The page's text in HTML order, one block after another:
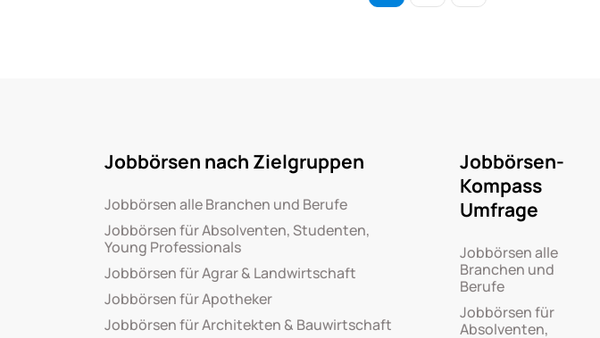
Jobbörsen nach Zielgruppen
Jobbörsen alle Branchen und Berufe
Jobbörsen für Absolventen, Studenten,
Young Professionals
Jobbörsen für Agrar & Landwirtschaft
Jobbörsen für Apotheker
Jobbörsen für Architekten & Bauwirtschaft
Jobbörsen-
Kompass
Umfrage
Jobbörsen alle
Branchen und
Berufe
Jobbörsen für
Absolventen,